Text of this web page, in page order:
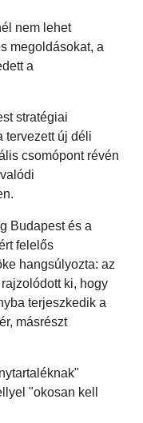
nem lehet
megoldásokat, a
a
stratégiai
tervezett új déli
csomópont révén
Budapest és a
felelős
hangsúlyozta: az
ki, hogy
terjeszkedik a
másrészt
"okosan kell